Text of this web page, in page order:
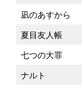
凪のあすから
夏目友人帳
七つの大罪
ナルト